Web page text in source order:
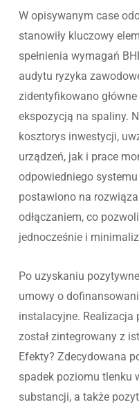
W opisywanym case
stanowiły kluczowy
spełnienia wymagań
audytu ryzyka
zidentyfikowano
ekspozycją na spaliny.
kosztorys inwestycji,
urządzeń, jak i prace
odpowiedniego
postawiono na
odłączaniem, co
jednocześnie i
Po uzyskaniu
umowy o
instalacyjne. Realizacja
został zintegrowany z
Efekty? Zdecydowana
spadek poziomu tlenku
substancji, a także